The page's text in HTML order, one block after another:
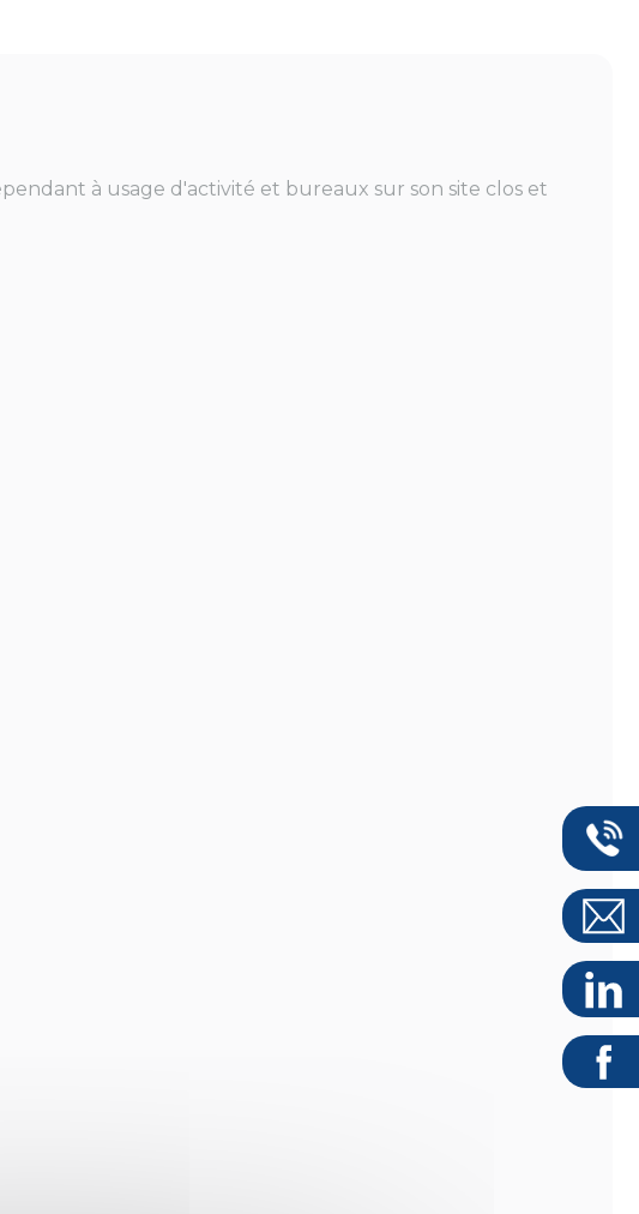
à usage d'activité et bureaux sur son site clos et